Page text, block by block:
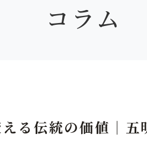
コラム
る伝統の価値｜五